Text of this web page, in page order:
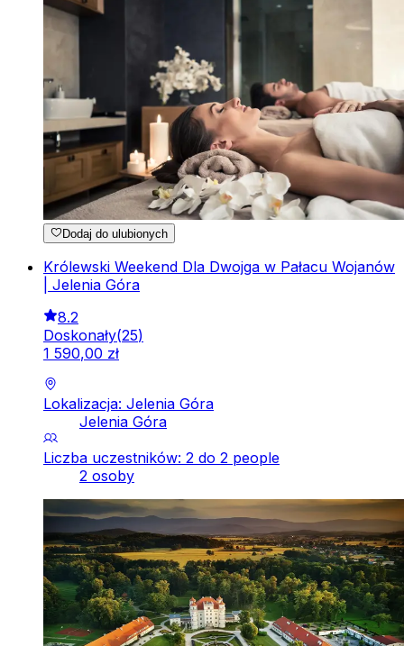
Dodaj do ulubionych
Królewski Weekend Dla Dwojga w Pałacu Wojanów
| Jelenia Góra
8.2
Doskonały(25)
1 590,00 zł
Lokalizacja: Jelenia Góra
Jelenia Góra
Liczba uczestników: 2 do 2 people
2 osoby